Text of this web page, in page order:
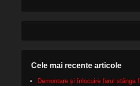
Cele mai recente articole
Demontare și înlocuire farul stânga